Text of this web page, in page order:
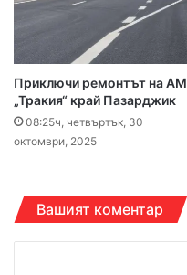
Приключи ремонтът на АМ
„Тракия“ край Пазарджик
08:25ч, четвъртък, 30
октомври, 2025
Вашият коментар